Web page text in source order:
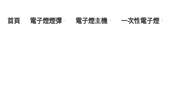
首頁 電子煙煙彈 電子煙主機 一次性電子煙